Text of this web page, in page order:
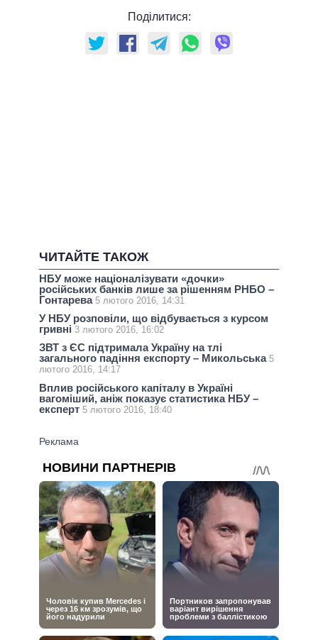
Поділитися:
ЧИТАЙТЕ ТАКОЖ
НБУ може націоналізувати «дочки»
російських банків лише за рішенням РНБО –
Гонтарева 5 лютого 2016, 14:31
У НБУ розповіли, що відбувається з курсом
гривні 3 лютого 2016, 16:02
ЗВТ з ЄС підтримала Україну на тлі
загального падіння експорту – Микольська 5
лютого 2016, 14:17
Вплив російського капіталу в Україні
вагоміший, аніж показує статистика НБУ –
експерт 5 лютого 2016, 18:40